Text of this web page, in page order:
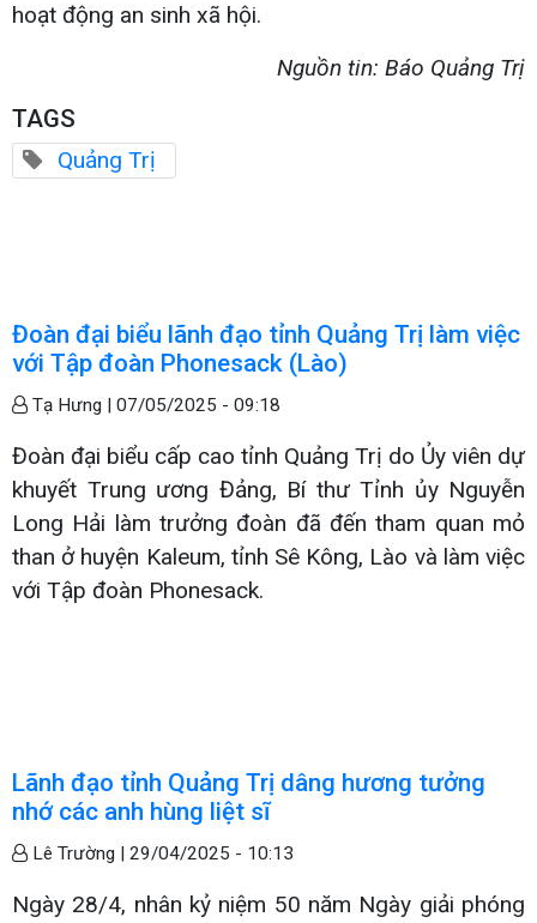
hoạt động an sinh xã hội.
Nguồn tin: Báo Quảng Trị
TAGS
Quảng Trị
Đoàn đại biểu lãnh đạo tỉnh Quảng Trị làm việc
với Tập đoàn Phonesack (Lào)
Tạ Hưng | 07/05/2025 - 09:18
Đoàn đại biểu cấp cao tỉnh Quảng Trị do Ủy viên dự
khuyết Trung ương Đảng, Bí thư Tỉnh ủy Nguyễn
Long Hải làm trưởng đoàn đã đến tham quan mỏ
than ở huyện Kaleum, tỉnh Sê Kông, Lào và làm việc
với Tập đoàn Phonesack.
Lãnh đạo tỉnh Quảng Trị dâng hương tưởng
nhớ các anh hùng liệt sĩ
Lê Trường | 29/04/2025 - 10:13
Ngày 28/4, nhân kỷ niệm 50 năm Ngày giải phóng